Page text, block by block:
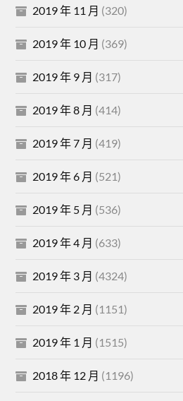
2019 年 11 月 (320)
2019 年 10 月 (369)
2019 年 9 月 (317)
2019 年 8 月 (414)
2019 年 7 月 (419)
2019 年 6 月 (521)
2019 年 5 月 (536)
2019 年 4 月 (633)
2019 年 3 月 (4324)
2019 年 2 月 (1151)
2019 年 1 月 (1515)
2018 年 12 月 (1196)